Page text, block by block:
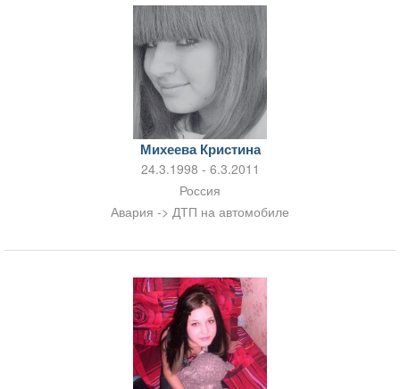
Михеева Кристина
24.3.1998 - 6.3.2011
Россия
Авария -> ДТП на автомобиле